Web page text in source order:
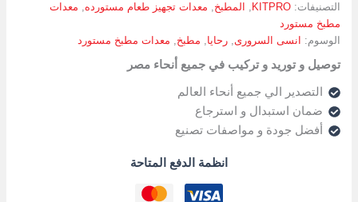
التصنيفات:KITPRO
, المطبخ, معدات تجهيز طعام مستورده, معدات
مطبخ مستورد
الوسوم:
انسى السرورى,رحايا, مطبخ, معدات مطبخ مستورد
توصيل و توريد و تركيب في جميع أنحاء مصر
التصدير الي جميع أنحاء العالم
ضمان استبدال و استرجاع
أفضل جودة و مواصفات تصنيع
انظمة الدفع المتاحة